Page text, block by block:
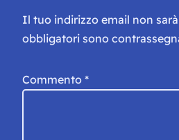
Il tuo indirizzo email non
obbligatori sono
Commento *